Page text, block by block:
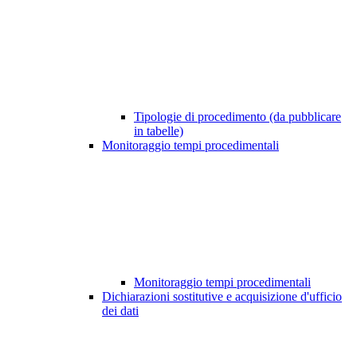
Tipologie di procedimento (da pubblicare
in tabelle)
Monitoraggio tempi procedimentali
Monitoraggio tempi procedimentali
Dichiarazioni sostitutive e acquisizione d'ufficio
dei dati